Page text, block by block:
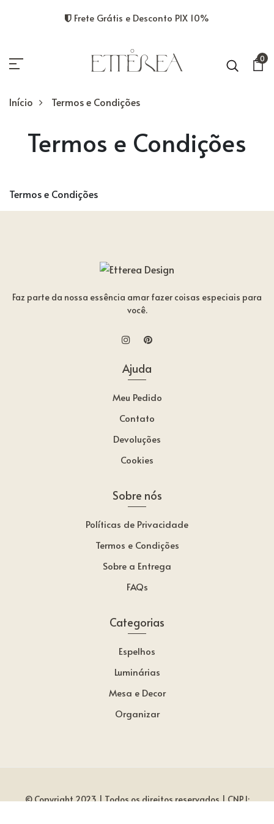
Frete Grátis e Desconto PIX 10%
0
Início Termos e Condições
Termos e Condições
Termos e Condições
Termos e Condições
Faz parte da nossa essência amar fazer coisas especiais para
você.
Ajuda
Meu Pedido
Contato
Devoluções
Cookies
Sobre nós
Políticas de Privacidade
Termos e Condições
Sobre a Entrega
FAQs
Categorias
Espelhos
Luminárias
Mesa e Decor
Organizar
© Copyright 2023 |Todos os direitos reservados |CNPJ: